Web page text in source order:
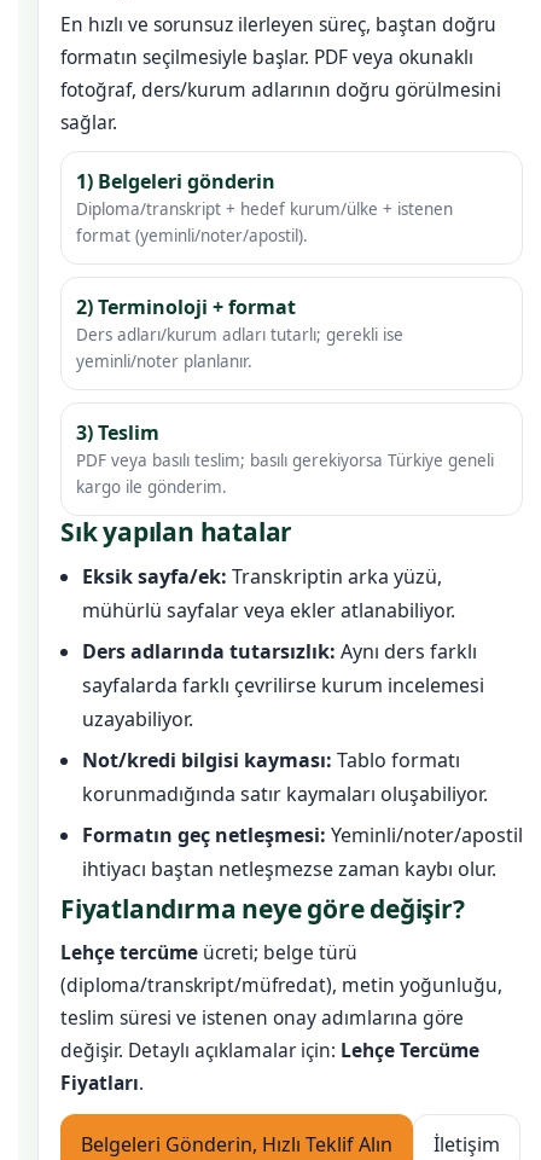
En hızlı ve sorunsuz ilerleyen süreç, baştan doğru
formatın seçilmesiyle başlar. PDF veya okunaklı
fotoğraf, ders/kurum adlarının doğru görülmesini
sağlar.
1) Belgeleri gönderin
Diploma/transkript + hedef kurum/ülke + istenen
format (yeminli/noter/apostil).
2) Terminoloji + format
Ders adları/kurum adları tutarlı; gerekli ise
yeminli/noter planlanır.
3) Teslim
PDF veya basılı teslim; basılı gerekiyorsa Türkiye geneli
kargo ile gönderim.
Sık yapılan hatalar
Eksik sayfa/ek: Transkriptin arka yüzü,
mühürlü sayfalar veya ekler atlanabiliyor.
Ders adlarında tutarsızlık: Aynı ders farklı
sayfalarda farklı çevrilirse kurum incelemesi
uzayabiliyor.
Not/kredi bilgisi kayması: Tablo formatı
korunmadığında satır kaymaları oluşabiliyor.
Formatın geç netleşmesi: Yeminli/noter/apostil
ihtiyacı baştan netleşmezse zaman kaybı olur.
Fiyatlandırma neye göre değişir?
Lehçe tercüme ücreti; belge türü
(diploma/transkript/müfredat), metin yoğunluğu,
teslim süresi ve istenen onay adımlarına göre
değişir. Detaylı açıklamalar için: Lehçe Tercüme
Fiyatları.
Belgeleri Gönderin, Hızlı Teklif Alın İletişim